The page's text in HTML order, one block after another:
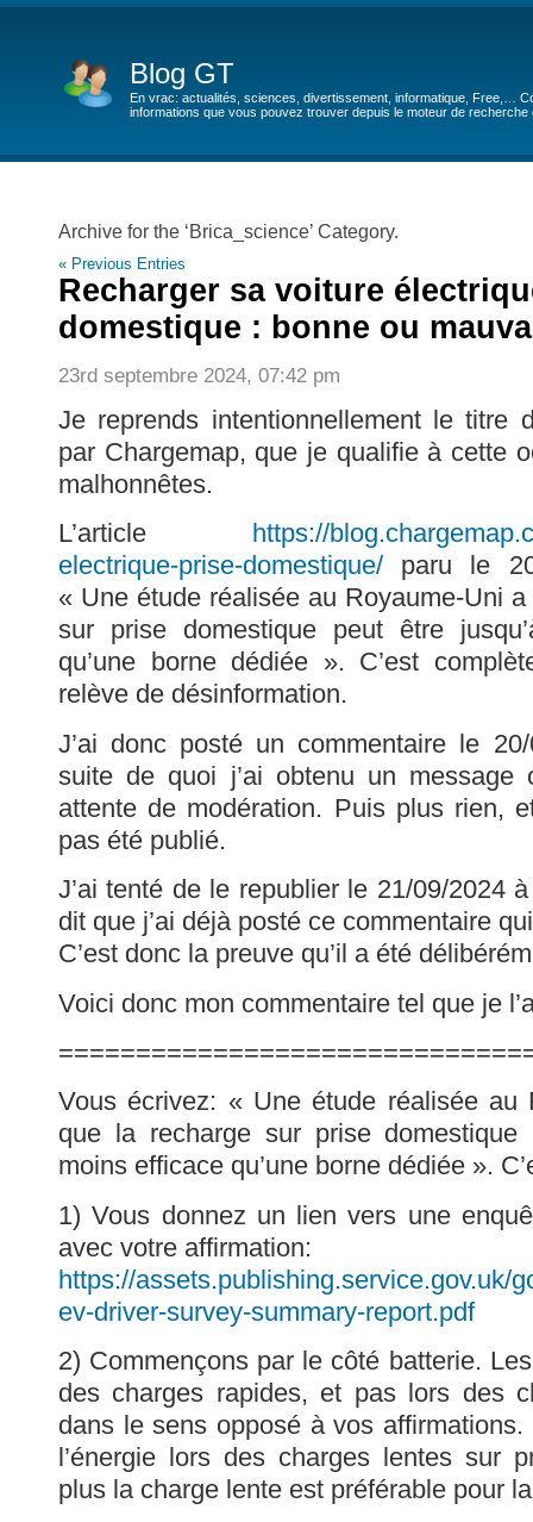
Blog GT
En vrac: actualités, sciences, divertissement, informatique, Free,…
informations que vous pouvez trouver depuis le moteur de recherche
Archive for the ‘Brica_science’ Category.
« Previous Entries
Recharger sa voiture
domestique : bonne ou
23rd septembre 2024, 07:42 pm
Je reprends intentionnellement le titre
par Chargemap, que je qualifie à cette
malhonnêtes.
L’article
https://
electrique-prise-domestique/ paru le
« Une étude réalisée au Royaume-Uni
sur prise domestique peut être
qu’une borne dédiée ». C’est
relève de désinformation.
J’ai donc posté un commentaire le
suite de quoi j’ai obtenu un
attente de modération. Puis plus rien,
pas été publié.
J’ai tenté de le republier le 21/09/2024
dit que j’ai déjà posté ce commentaire
C’est donc la preuve qu’il a été
Voici donc mon commentaire tel que je
Vous écrivez: « Une étude réalisée au
que la recharge sur prise domestique
moins efficace qu’une borne dédiée ».
1) Vous donnez un lien vers une
avec votre affirmation:
https://assets.publishing.service.gov.uk/
ev-driver-survey-summary-report.pdf
2) Commençons par le côté batterie.
des charges rapides, et pas lors des
dans le sens opposé à vos
l’énergie lors des charges lentes sur
plus la charge lente est préférable pour